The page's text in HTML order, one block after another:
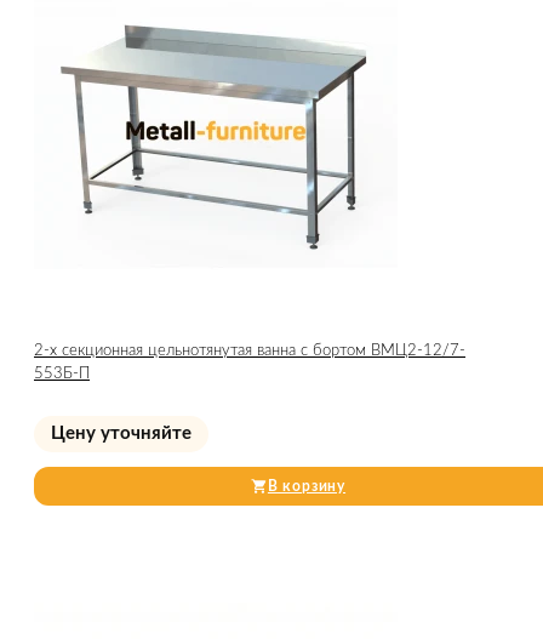
2-х секционная цельнотянутая ванна с бортом ВМЦ2-12/7-
553Б-П
Цену уточняйте
В корзину